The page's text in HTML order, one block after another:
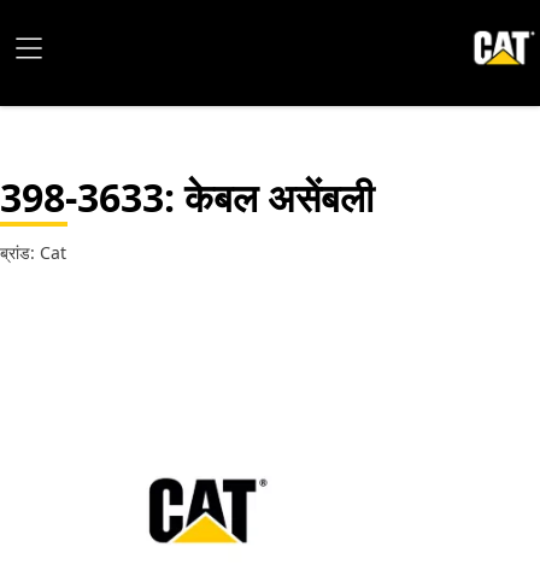
398-3633: केबल असेंबली
ब्रांड: Cat